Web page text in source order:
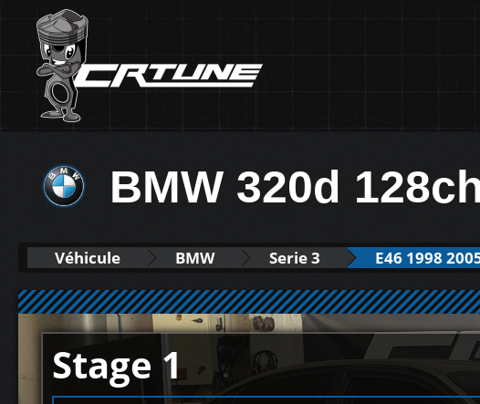
BMW 320d
Véhicule BMW Serie 3 E46 1998
Stage 1